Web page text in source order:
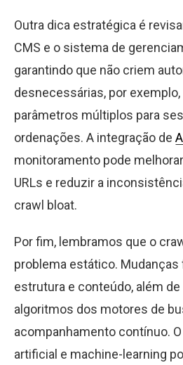
Outra dica estratégica é
CMS e o sistema de
garantindo que não criem
desnecessárias, por
parâmetros múltiplos para
ordenações. A integração de
monitoramento pode
URLs e reduzir a
crawl bloat.
Por fim, lembramos que o
problema estático.
estrutura e conteúdo, além
algoritmos dos motores de
acompanhamento contínuo.
artificial e machine-learning